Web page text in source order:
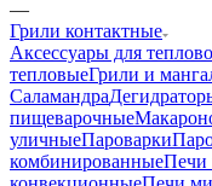
—
Грили контактные
Аксессуары для
тепловыеГрили и
Саламандра
пищеварочные
уличныеПароварки
комбинированныеПечи